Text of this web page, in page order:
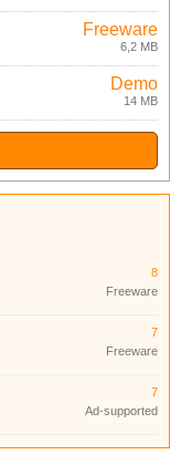
Freeware
6,2 MB
Demo
14 MB
8
Freeware
7
Freeware
7
Ad-supported